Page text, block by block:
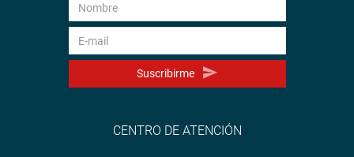
Suscribirme
CENTRO DE ATENCIÓN